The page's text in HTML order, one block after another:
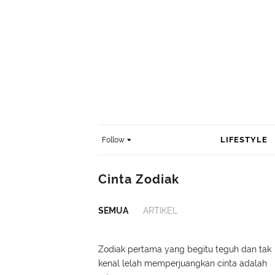
Follow LIFESTYLE
Cinta Zodiak
SEMUA ARTIKEL
Zodiak pertama yang begitu teguh dan tak
kenal lelah memperjuangkan cinta adalah